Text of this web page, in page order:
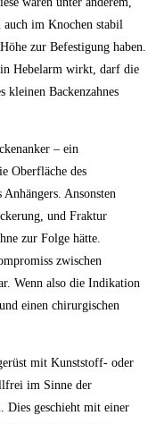
im Knochen stabil
zur Befestigung haben.
Hebelarm wirkt, darf die
kleinen Backenzahnes
– ein
Oberfläche des
Ansonsten
und Fraktur
zur Folge hätte.
zwischen
Wenn also die Indikation
einen chirurgischen
mit Kunststoff- oder
im Sinne der
Dies geschieht mit einer